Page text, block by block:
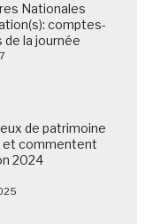
Nationales
comptes-
la journée
de patrimoine
et commentent
2024